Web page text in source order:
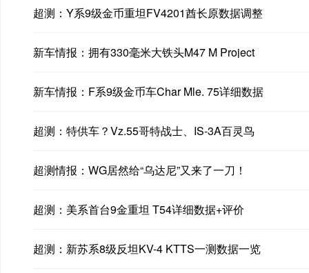
超测：Y系9级金币重坦FV4201酋长原数据调整
新车情报：拥有330毫米大铁头M47 M Project
新车情报：F系9级金币车Char Mle. 75详细数据
超测：特供车？Vz.55哥特战士、IS-3A百灵鸟
超测情报：WG居然给“乌达尼”又来了一刀！
超测：美系首台9金重坦 T54详细数据+评价
超测：新苏系8级反坦KV-4 KTTS一测数据一览